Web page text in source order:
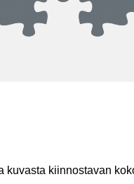
kiinnostavan